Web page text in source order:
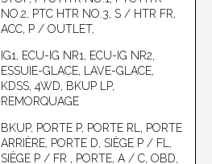
NO.2, PTC HTR NO.3, S / HTR FR,
ACC, P / OUTLET,
IG1, ECU-IG NR1, ECU-IG NR2,
ESSUIE-GLACE, LAVE-GLACE,
KDSS, 4WD, BKUP LP,
REMORQUAGE
BKUP, PORTE P, PORTE RL, PORTE
ARRIÈRE, PORTE D, SIÈGE P / FL,
SIÈGE P / FR , PORTE, A / C, OBD,